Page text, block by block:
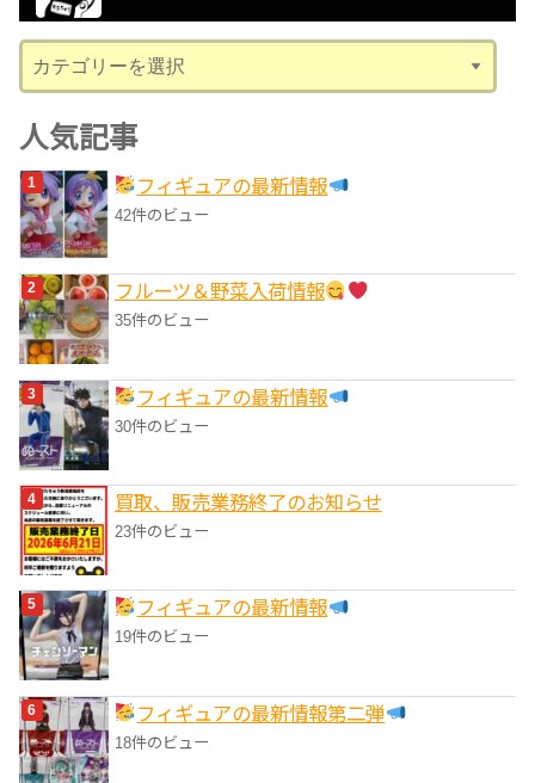
ブ
テ
ゴ
リ
ー
人気記事
フィギュアの最新情報
42件のビュー
フルーツ＆野菜入荷情報
35件のビュー
フィギュアの最新情報
30件のビュー
買取、販売業務終了のお知らせ
23件のビュー
フィギュアの最新情報
19件のビュー
フィギュアの最新情報第二弾
18件のビュー